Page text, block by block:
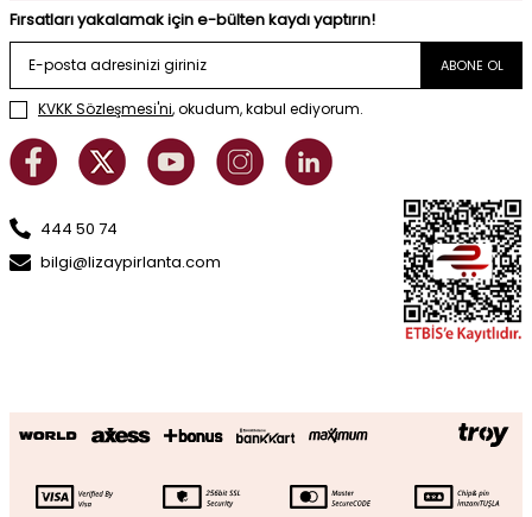
Fırsatları yakalamak için e-bülten kaydı yaptırın!
ABONE OL
KVKK Sözleşmesi'ni, okudum, kabul ediyorum.
444 50 74
bilgi@lizaypirlanta.com